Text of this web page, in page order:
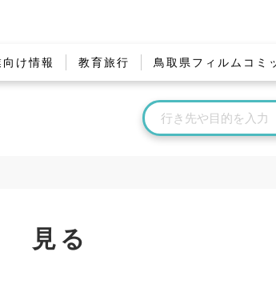
け情報 教育旅行 鳥取県フィルムコミ
見る